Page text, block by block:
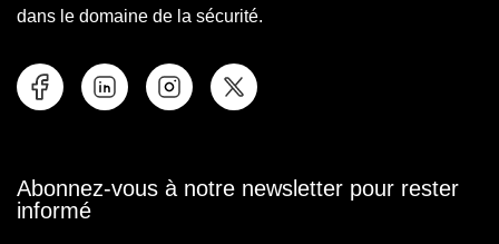
dans le domaine de la sécurité.
Abonnez-vous à notre newsletter pour rester
informé